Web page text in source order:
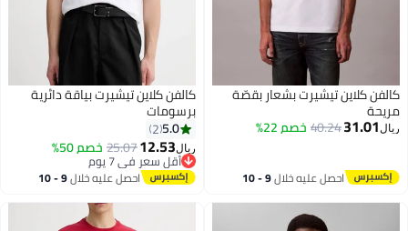
كالفن كلاين تيشيرت بشعار بقصّة
مريحة
ريال 31.01
40.24خصم 22%
احصل عليه خلال 9 - 10
اغسطس
كالفن كلاين تيشيرت بياقة دائرية
برسومات
5.0
2
ريال12.53
25.07خصم 50%
أقل سعر في 7 يوم
أقل سعر في 7 يوماحصل عليه خلال 9 - 10
اغسطس